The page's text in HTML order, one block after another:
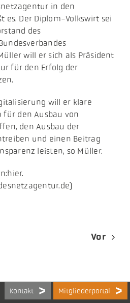
in den
es. Der Diplom-Volkswirt sei
des
will er sich als Präsident
für den Erfolg der
will er klare
den Ausbau von
den Ausbau der
und einen Beitrag
leisten, so Müller.
Vor
Kontakt Mitgliederportal